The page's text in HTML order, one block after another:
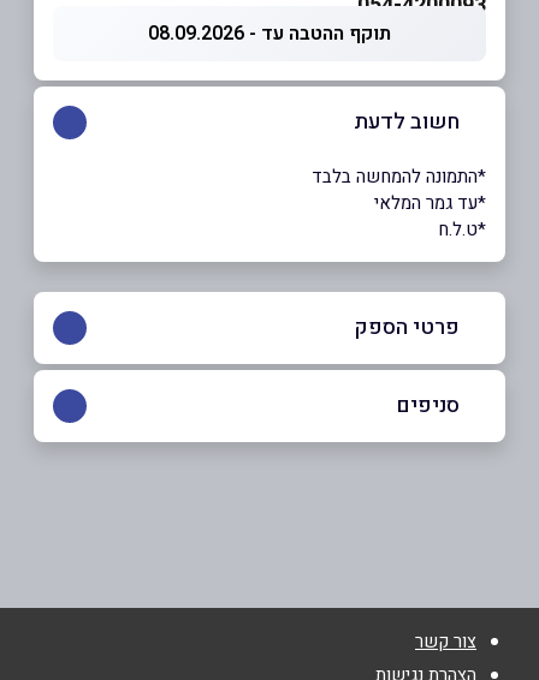
תוקף ההטבה עד - 08.09.2026
חשוב לדעת
*התמונה להמחשה בלבד
*עד גמר המלאי
*ט.ל.ח
פרטי הספק
סניפים
צור קשר